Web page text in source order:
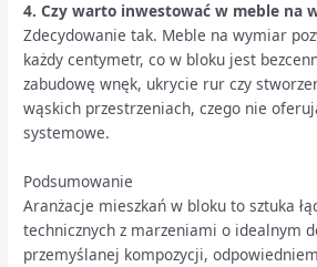
4. Czy warto inwestować w meble na
Zdecydowanie tak. Meble na wymiar
każdy centymetr, co w bloku jest
zabudowę wnęk, ukrycie rur czy
wąskich przestrzeniach, czego nie
systemowe.
Podsumowanie
Aranżacje mieszkań w bloku to sztuka
technicznych z marzeniami o idealnym
przemyślanej kompozycji,